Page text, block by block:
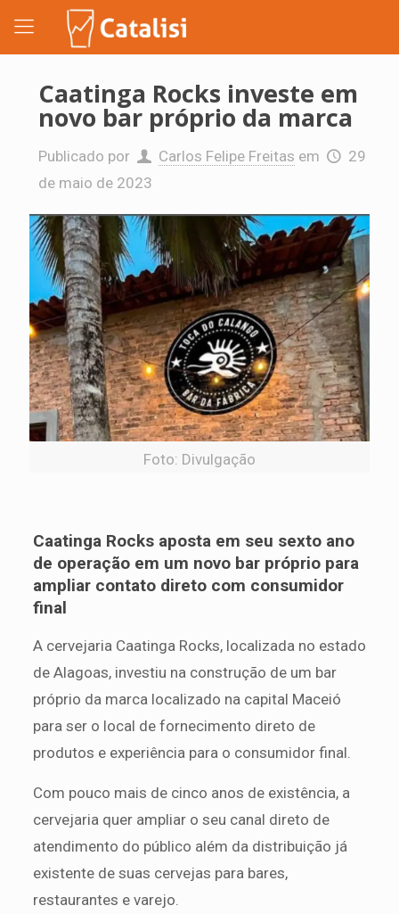
Caatinga Rocks investe em
novo bar próprio da marca
Publicado por Carlos Felipe Freitas em
29
de maio de 2023
Foto: Divulgação
Caatinga Rocks aposta em seu sexto ano
de operação em um novo bar próprio para
ampliar contato direto com consumidor
final
A cervejaria Caatinga Rocks, localizada no estado
de Alagoas, investiu na construção de um bar
próprio da marca localizado na capital Maceió
para ser o local de fornecimento direto de
produtos e experiência para o consumidor final.
Com pouco mais de cinco anos de existência, a
cervejaria quer ampliar o seu canal direto de
atendimento do público além da distribuição já
existente de suas cervejas para bares,
restaurantes e varejo.